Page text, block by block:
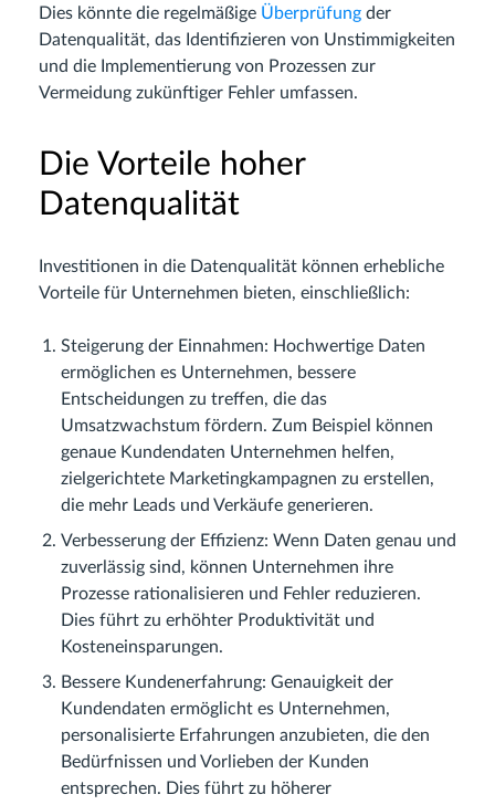
Dies könnte die regelmäßige Überprüfung der
Datenqualität, das Identifizieren von Unstimmigkeiten
und die Implementierung von Prozessen zur
Vermeidung zukünftiger Fehler umfassen.
Die Vorteile hoher
Datenqualität
Investitionen in die Datenqualität können erhebliche
Vorteile für Unternehmen bieten, einschließlich:
Steigerung der Einnahmen: Hochwertige Daten
ermöglichen es Unternehmen, bessere
Entscheidungen zu treffen, die das
Umsatzwachstum fördern. Zum Beispiel können
genaue Kundendaten Unternehmen helfen,
zielgerichtete Marketingkampagnen zu erstellen,
die mehr Leads und Verkäufe generieren.
Verbesserung der Effizienz: Wenn Daten genau und
zuverlässig sind, können Unternehmen ihre
Prozesse rationalisieren und Fehler reduzieren.
Dies führt zu erhöhter Produktivität und
Kosteneinsparungen.
Bessere Kundenerfahrung: Genauigkeit der
Kundendaten ermöglicht es Unternehmen,
personalisierte Erfahrungen anzubieten, die den
Bedürfnissen und Vorlieben der Kunden
entsprechen. Dies führt zu höherer